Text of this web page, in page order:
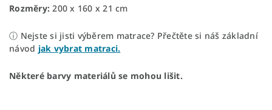
Rozměry: 200 x 160 x 21 cm
ⓘ Nejste si jisti výběrem matrace? Přečtěte si náš základní
návod jak vybrat matraci.
Některé barvy materiálů se mohou lišit.